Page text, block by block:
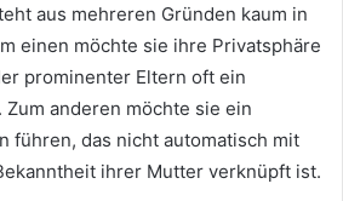
aus mehreren Gründen kaum in
einen möchte sie ihre Privatsphäre
prominenter Eltern oft ein
anderen möchte sie ein
führen, das nicht automatisch mit
ihrer Mutter verknüpft ist.